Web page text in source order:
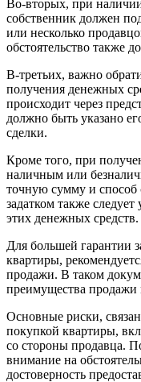
Во-вторых, при
собственник должен
или несколько
обстоятельство также
В-третьих, важно
получения денежных
происходит через
должно быть указано
сделки.
Кроме того, при
наличным или
точную сумму и способ
задатком также следует
этих денежных средств.
Для большей гарантии
квартиры,
продажи. В таком
преимущества
Основные риски,
покупкой квартиры,
со стороны продавца.
внимание на
достоверность